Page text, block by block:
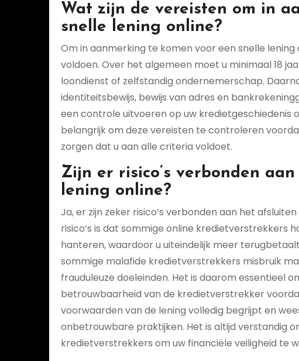
Wat zijn de vereisten om in
snelle lening online?
Om in aanmerking te komen voor een snelle
voldoen. Over het algemeen moet u minimaal 18
loondienst of zelfstandig ondernemerschap.
identiteitsbewijs, bewijs van adres en
een controle uitvoeren op uw kredietgeschiedenis
belangrijk om deze vereisten te controleren
zorgen dat u aan alle criteria voldoet.
Zijn er risico’s verbonden
lening online?
Ja, er zijn zeker risico’s verbonden aan het
risico’s is dat sommige online kredietverstrekkers
hanteren, waardoor u uiteindelijk meer
sommige malafide kredietverstrekkers misbruik
frauduleuze doeleinden. Het is daarom essentieel
betrouwbaarheid van de kredietverstrekker
voorwaarden van de lening volledig begrijpt en
onbetrouwbare praktijken. Het is altijd verstandig
kredietverstrekkers om uw financiële veiligheid te